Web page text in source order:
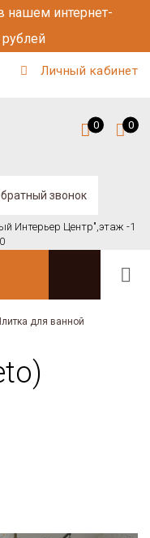
нашем интернет-
Личный кабинет
звонок
Интерьер Центр",этаж -1
0 0
для ванной